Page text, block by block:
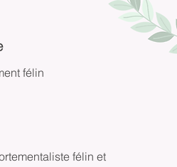
félin
félin et